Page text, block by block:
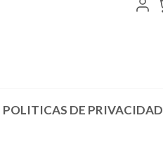
POLITICAS DE PRIVACIDAD